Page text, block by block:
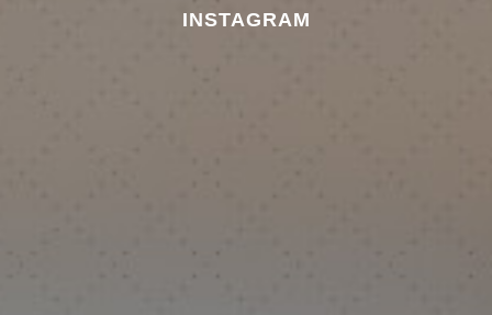
INSTAGRAM